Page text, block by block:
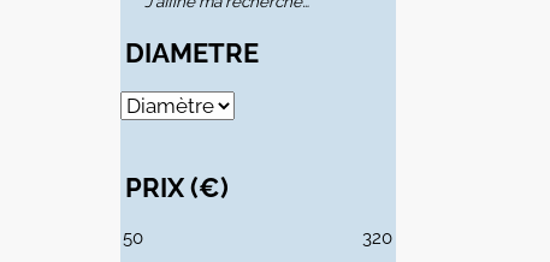
DIAMETRE
PRIX (€)